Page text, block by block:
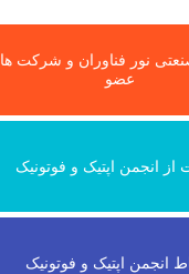
نور فناوران و شرکت های
عضو
انجمن اپتیک و فوتونیک
انجمن اپتیک و فوتونیک